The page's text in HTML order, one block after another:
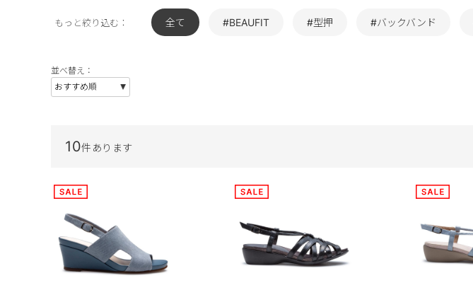
もっと絞り込む： 全て #BEAUFIT #型押 #バックバンド
並べ替え：
10件あります